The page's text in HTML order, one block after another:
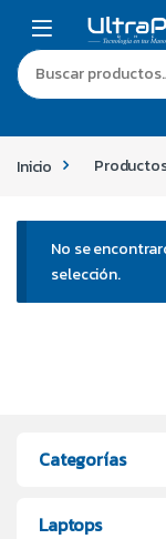
Inicio
No se
selección.
Categorías
Laptops